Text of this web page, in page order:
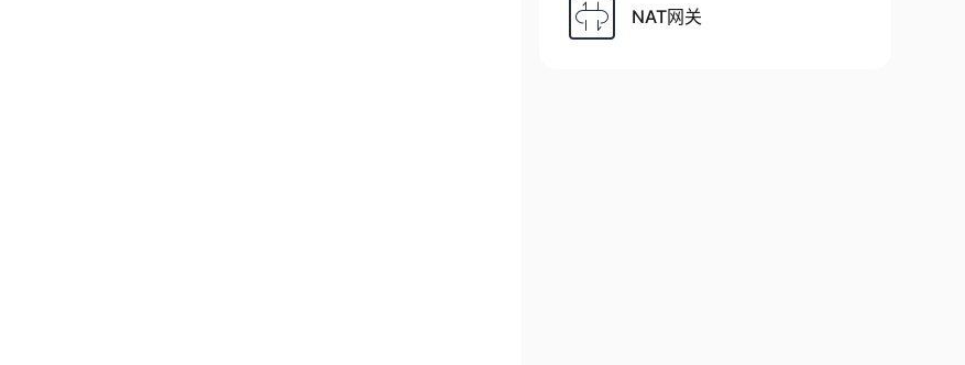
NAT网关